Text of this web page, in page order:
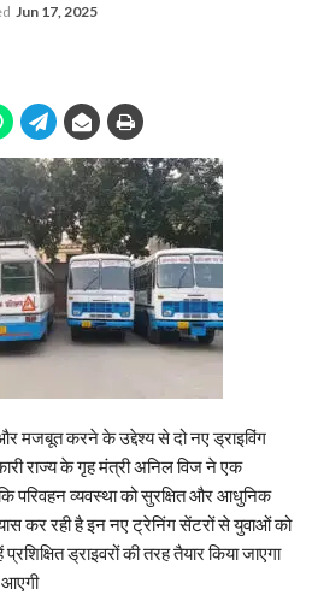
Jun 17, 2025
मजबूत करने के उद्देश्य से दो नए ड्राइविंग
राज्य के गृह मंत्री अनिल विज ने एक
परिवहन व्यवस्था को सुरक्षित और आधुनिक
कर रही है इन नए ट्रेनिंग सेंटरों से युवाओं को
ड्राइवरों की तरह तैयार किया जाएगा